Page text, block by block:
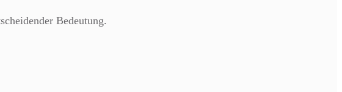
Bedeutung.